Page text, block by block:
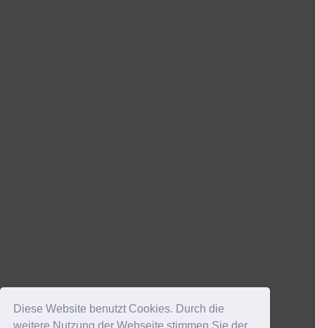
Diese Website benutzt Cookies. Durch die
weitere Nutzung der Webseite stimmen Sie der